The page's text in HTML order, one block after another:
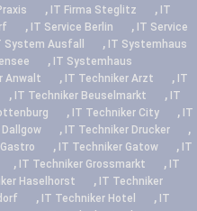
, IT Firma Steglitz , IT
, IT Service Berlin , IT Service
System Ausfall , IT Systemhaus
, IT Systemhaus
Anwalt , IT Techniker Arzt , IT
, IT Techniker Beuselmarkt , IT
, IT Techniker City , IT
, IT Techniker Drucker ,
, IT Techniker Gatow , IT
, IT Techniker Grossmarkt , IT
Haselhorst , IT Techniker
, IT Techniker Hotel , IT